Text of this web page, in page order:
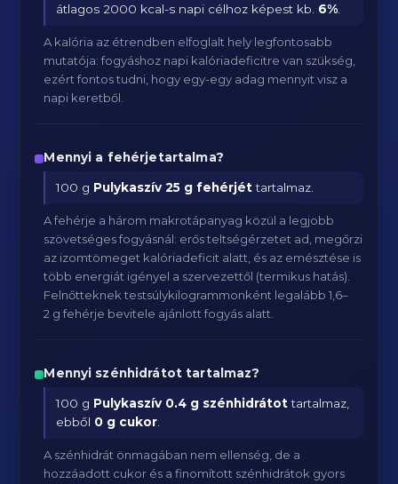
átlagos 2000 kcal-s napi célhoz képest kb. 6%
A kalória az étrendben elfoglalt hely legfontosabb
mutatója: fogyáshoz napi kalóriadeficitre van szükség,
ezért fontos tudni, hogy egy-egy adag mennyit visz a
napi keretből.
Mennyi a fehérjetartalma?
100 g Pulykaszív 25 g fehérjéttartalmaz.
A fehérje a három makrotápanyag közül a legjobb
szövetséges fogyásnál: erős teltségérzetet ad, megőrzi
az izomtömeget kalóriadeficit alatt, és az emésztése is
több energiát igényel a szervezettől (termikus hatás).
Felnőtteknek testsúlykilogrammonként legalább 1,6–
2 g fehérje bevitele ajánlott fogyás alatt.
Mennyi szénhidrátot tartalmaz?
100 g Pulykaszív 0.4 g szénhidrátottartalmaz,
ebből 0 g cukor
A szénhidrát önmagában nem ellenség, de a
hozzáadott cukor és a finomított szénhidrátok gyors